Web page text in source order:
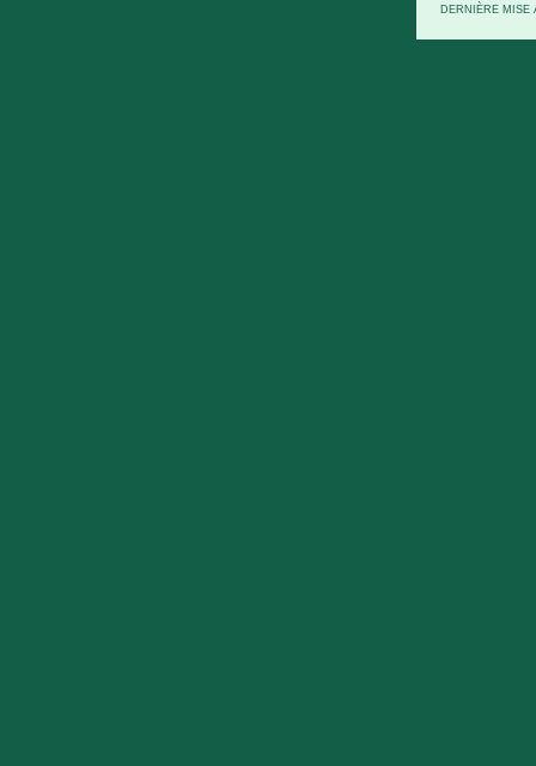
DERNIÈRE MISE